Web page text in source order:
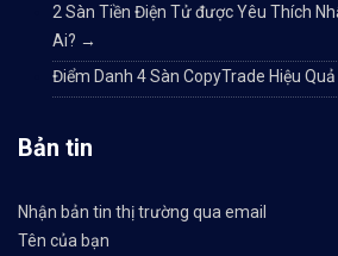
2 Sàn Tiền Điện Tử được Yêu Thích
Ai? →
Điểm Danh 4 Sàn CopyTrade Hiệu
Bản tin
Nhận bản tin thị trường qua email
Tên của bạn